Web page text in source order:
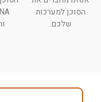
הסוכן למערכות
שלכם.